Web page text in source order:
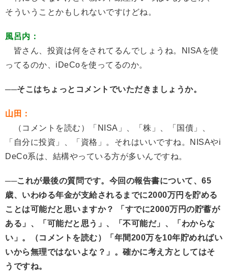
そういうことかもしれないですけどね。
風呂内：
皆さん、投資は何をされてるんでしょうね。NISAを使
ってるのか、iDeCoを使ってるのか。
──そこはちょっとコメントでいただきましょうか。
山田：
（コメントを読む）「NISA」、「株」、「国債」、
「自分に投資」、「資格」。それはいいですね。NISAやi
DeCo系は、結構やっている方が多いんですね。
──これが最後の質問です。今回の報告書について、65
歳、いわゆる年金が支給されるまでに2000万円を貯める
ことは可能だと思いますか？ 「すでに2000万円の貯蓄が
ある」、「可能だと思う」、「不可能だ」、「わからな
い」。
（コメントを読む）「年間200万を10年貯めればい
いから無理ではないよな？」。確かに考え方としてはそ
うですね。